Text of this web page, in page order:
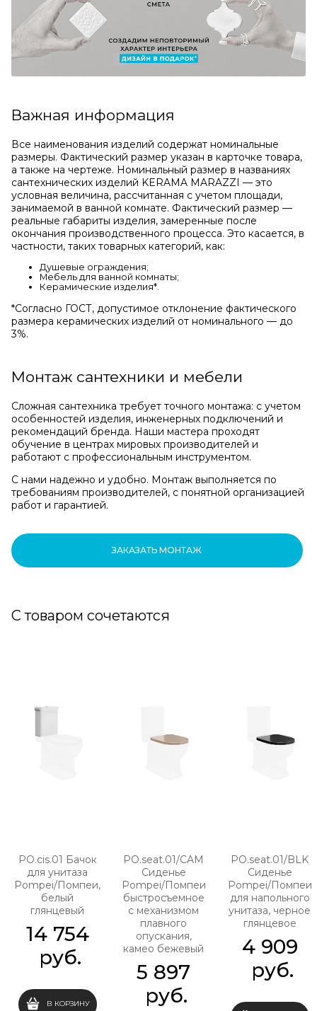
Важная информация
Все наименования изделий содержат номинальные
размеры. Фактический размер указан в карточке товара,
а также на чертеже. Номинальный размер в названиях
сантехнических изделий KERAMA MARAZZI — это
условная величина, рассчитанная с учетом площади,
занимаемой в ванной комнате. Фактический размер —
реальные габариты изделия, замеренные после
окончания производственного процесса. Это касается, в
частности, таких товарных категорий, как:
Душевые ограждения;
Мебель для ванной комнаты;
Керамические изделия*.
*Cогласно ГОСТ, допустимое отклонение фактического
размера керамических изделий от номинального — до
3%.
Монтаж сантехники и мебели
Сложная сантехника требует точного монтажа: с учетом
особенностей изделия, инженерных подключений и
рекомендаций бренда. Наши мастера проходят
обучение в центрах мировых производителей и
работают с профессиональным инструментом.
С нами надежно и удобно. Монтаж выполняется по
требованиям производителей, с понятной организацией
работ и гарантией.
ЗАКАЗАТЬ МОНТАЖ
С товаром сочетаются
PO.cis.01 Бачок
для унитаза
Pompei/Помпеи,
белый
глянцевый
14 754
руб.
В КОРЗИНУ
PO.seat.01/CAM
Сиденье
Pompei/Помпеи
быстросъемное
с механизмом
плавного
опускания,
камео бежевый
5 897
руб.
PO.seat.01/BLK
Сиденье
Pompei/Помпеи
для напольного
унитаза, черное
глянцевое
4 909
руб.